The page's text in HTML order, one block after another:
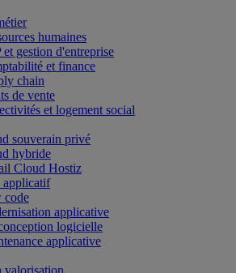
humaines
et gestion d'entreprise
et finance
chain
de vente
et logement social
souverain privé
hybride
Cloud Hostiz
applicatif
code
applicative
logicielle
applicative
valorisation